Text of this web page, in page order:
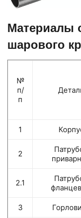
Материалы
шарового
№
п/
п
1
2
2.1
3